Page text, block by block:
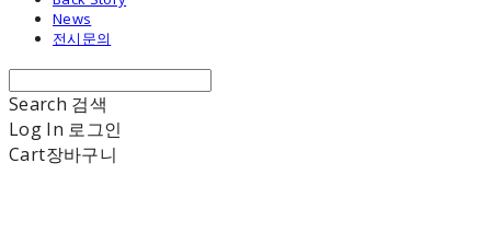
News
전시문의
Search 검색
Log In 로그인
Cart장바구니